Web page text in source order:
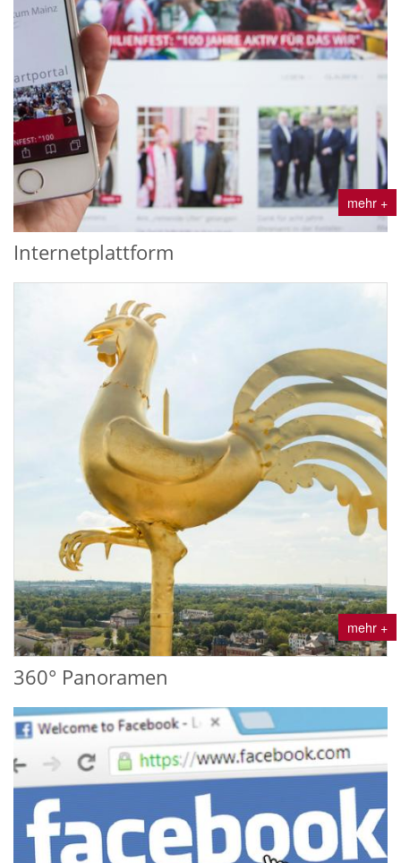
mehr +
Internetplattform
mehr +
360° Panoramen